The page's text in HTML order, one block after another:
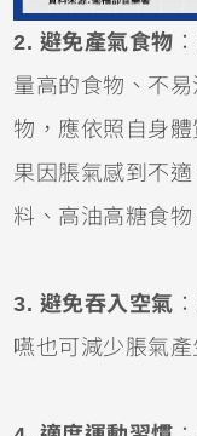
2. 避免產氣食物
量高的食物、不
物，應依照自身
果因脹氣感到不
料、高油高糖食
3. 避免吞入空氣
嚥也可減少脹氣產